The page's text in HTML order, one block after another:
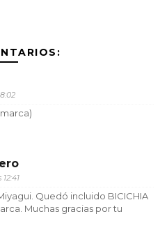
Quedó incluido BICICHIA
Muchas gracias por tu